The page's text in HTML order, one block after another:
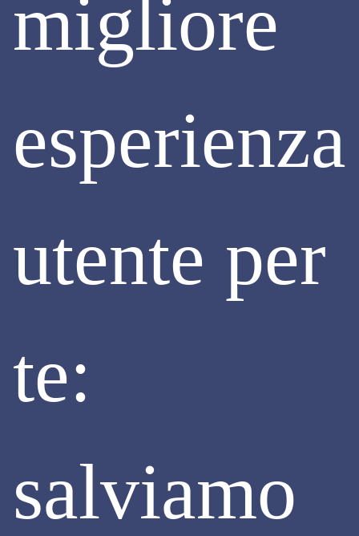
ITER PARLAMENTARE D'URGENZA PER
IL DISEGNO DI LEGGE DI SBLOCCO
DELL'ATTIVITÀ EDILIZIA (DECRETO
A seguito dell’ampio dibattito parlamentare svoltosi durante
l’esame del DL 69/2024 “Salva casa”, poi convertito nella
legge 105/2024, è emersa la necessità di formulare una
proposta normativa che desse risposta all’attuale
situazione creatasi a Milano, in cui le inchieste in corso
interventi.
Continua
migliore
esperienza
utente per
te:
salviamo